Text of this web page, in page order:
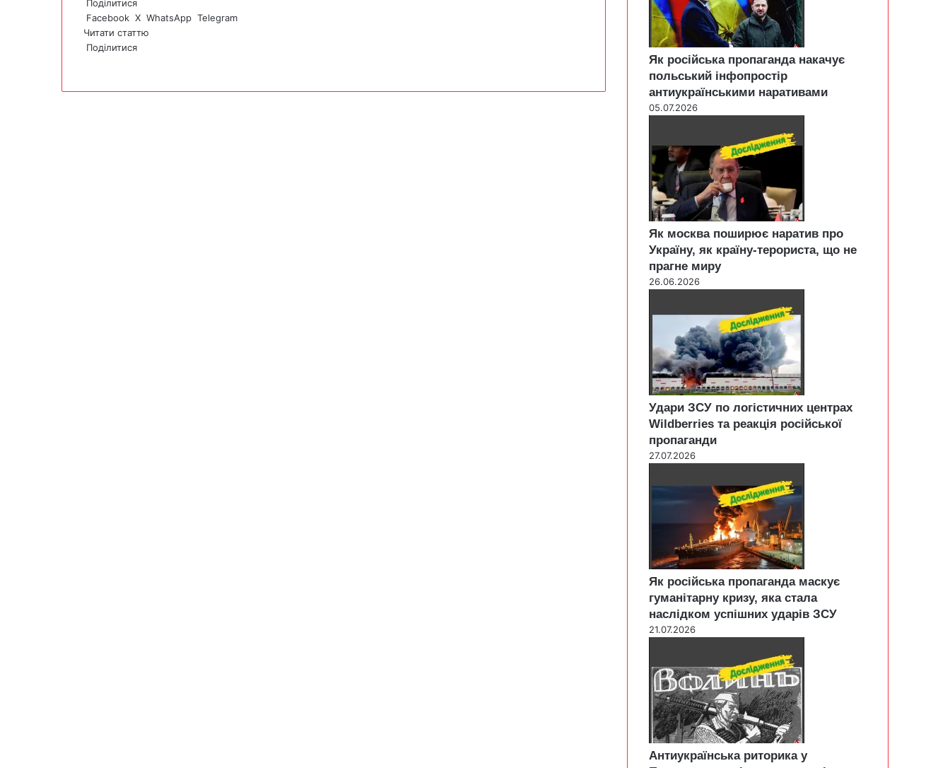
Поділитися
Facebook X WhatsApp Telegram
Читати статтю
Поділитися
calb
i
Як російська пропаганда накачує
польський інфопростір
антиукраїнськими наративами
05.07.2026
Як москва поширює наратив про
Україну, як країну-терориста, що не
прагне миру
26.06.2026
Удари ЗСУ по логістичних центрах
Wildberries та реакція російської
пропаганди
27.07.2026
Як російська пропаганда маскує
гуманітарну кризу, яка стала
наслідком успішних ударів ЗСУ
21.07.2026
Антиукраїнська риторика у